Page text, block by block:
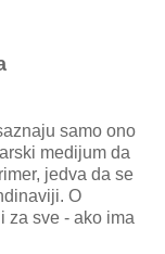
samo ono
medijum da
jedva da se
O
za sve - ako ima